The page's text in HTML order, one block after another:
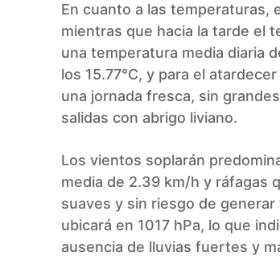
En cuanto a las temperaturas,
mientras que hacia la tarde el
una temperatura media diaria
los 15.77°C, y para el
una jornada fresca, sin
salidas con abrigo liviano.
Los vientos soplarán
media de 2.39 km/h y ráfagas
suaves y sin riesgo de
ubicará en 1017 hPa, lo que
ausencia de lluvias fuertes y